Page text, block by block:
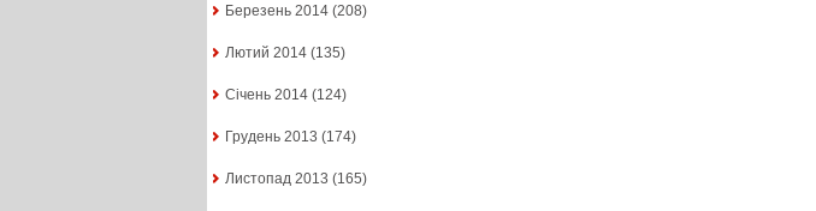
Березень 2014(208)
Лютий 2014(135)
Січень 2014(124)
Грудень 2013 (174)
Листопад 2013 (165)